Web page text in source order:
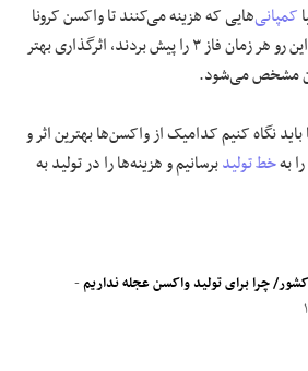
کمپانی‌هایی که هزینه می‌کنند تا واکسن کرونا
رو هرزمان
فاز ۳ را پیش بردند، اثرگذاری بهتر
مشخص می‌شود.
باید نگاه کنیم کدامیک از واکسن‌ها بهترین اثر و
بهخط تولیدبرسانیم و هزینه‌ها را در تولید به
-